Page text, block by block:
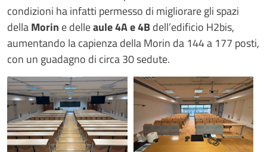
condizioni ha infatti permesso di migliorare gli spazi
dellaMorin e delleaule 4A e 4Bdell’edificio H2bis,
aumentando la capienza della Morin da 144 a 177 posti,
con un guadagno di circa 30 sedute.
Fotogallery